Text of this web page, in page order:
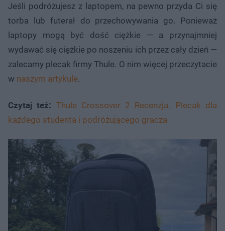
Jeśli podróżujesz z laptopem, na pewno przyda Ci się
torba lub futerał do przechowywania go. Ponieważ
laptopy mogą być dość ciężkie — a przynajmniej
wydawać się ciężkie po noszeniu ich przez cały dzień —
zalecamy plecak firmy Thule. O nim więcej przeczytacie
w naszym artykule.
Czytaj też: Thule Crossover 2 Recenzja. Plecak dla
każdego studenta i podróżującego gracza